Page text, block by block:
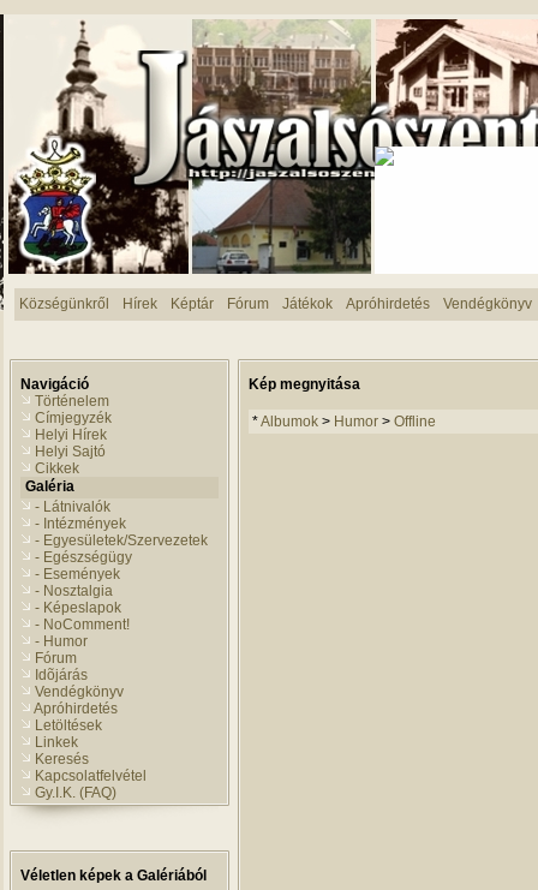
Községünkről Hírek Képtár Fórum Játékok Apróhirdetés Vendégkönyv
Navigáció
Történelem
Címjegyzék
Helyi Hírek
Helyi Sajtó
Cikkek
Galéria
- Látnivalók
- Intézmények
- Egyesületek/Szervezetek
- Egészségügy
- Események
- Nosztalgia
- Képeslapok
- NoComment!
- Humor
Fórum
Idõjárás
Vendégkönyv
Apróhirdetés
Letöltések
Linkek
Keresés
Kapcsolatfelvétel
Gy.I.K. (FAQ)
Véletlen képek a Galériából
Kép megnyitása
*Albumok > Humor > Offline